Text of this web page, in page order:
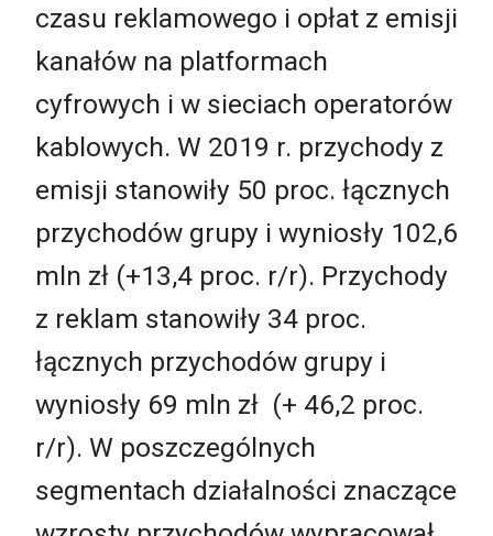
czasu reklamowego i opłat z emisji
kanałów na platformach
cyfrowych i w sieciach operatorów
kablowych. W 2019 r. przychody z
emisji stanowiły 50 proc. łącznych
przychodów grupy i wyniosły 102,6
mln zł (+13,4 proc. r/r). Przychody
z reklam stanowiły 34 proc.
łącznych przychodów grupy i
wyniosły 69 mln zł (+ 46,2 proc.
r/r). W poszczególnych
segmentach działalności znaczące